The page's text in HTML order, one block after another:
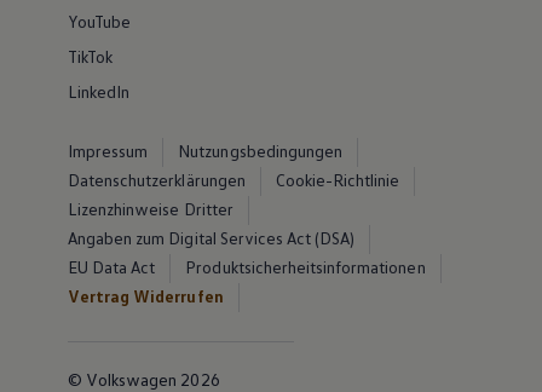
YouTube
TikTok
LinkedIn
Impressum
Nutzungsbedingungen
Datenschutzerklärungen
Cookie-Richtlinie
Lizenzhinweise Dritter
Angaben zum Digital Services Act (DSA)
EU Data Act
Produktsicherheitsinformationen
Vertrag Widerrufen
© Volkswagen 2026